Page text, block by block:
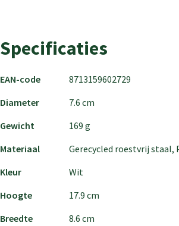
Specificaties
EAN-code
8713159602729
Diameter
7.6 cm
Gewicht
169 g
Materiaal
Gerecycled roestvrij
Kleur
Wit
Hoogte
17.9 cm
Breedte
8.6 cm